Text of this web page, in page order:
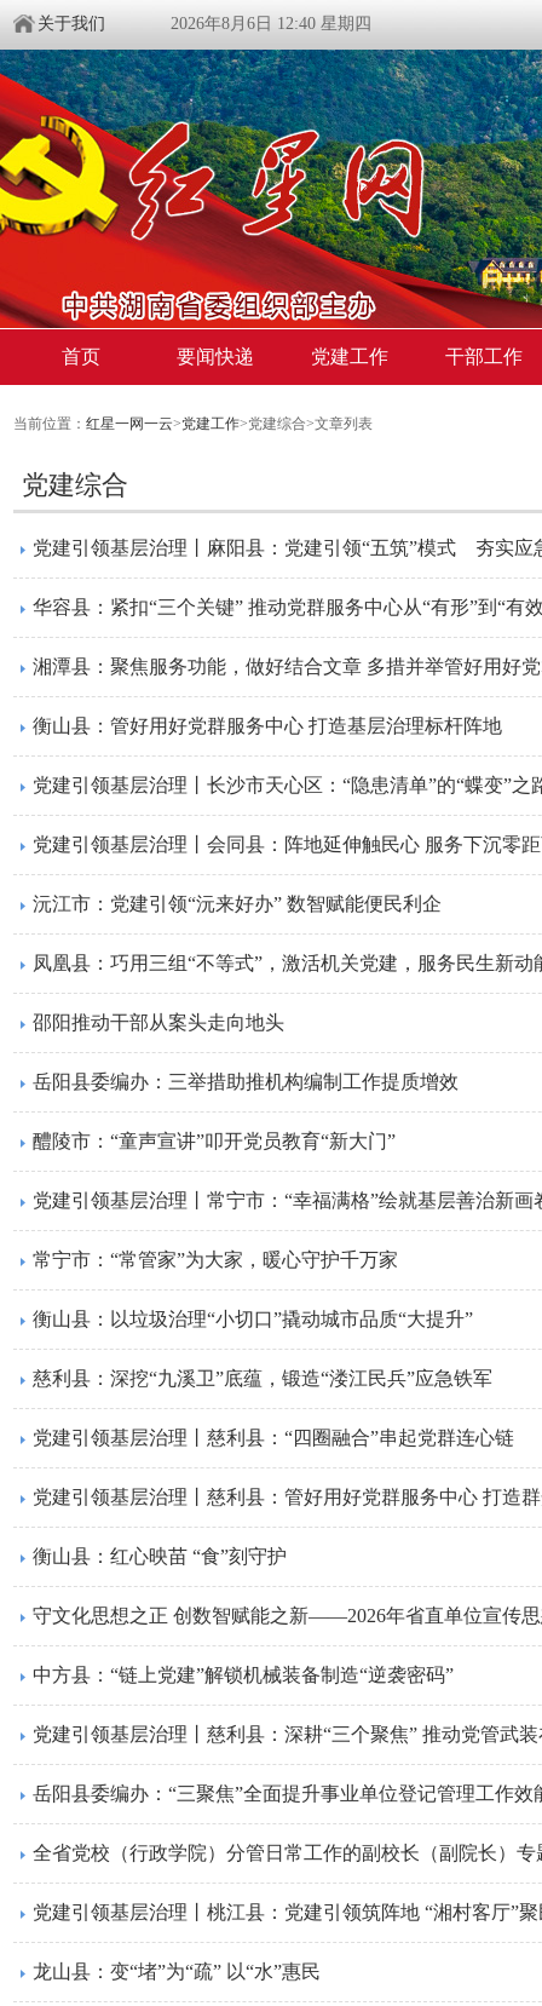
关于我们 2026年8月6日 12:40 星期四
首页 要闻快递 党建工作 干部工作
当前位置： 红星一网一云>党建工作>党建综合>文章列表
党建综合
党建引领基层治理丨麻阳县：党建引领“五筑”模式 夯实应
华容县：紧扣“三个关键” 推动党群服务中心从“有形”到“有
湘潭县：聚焦服务功能，做好结合文章 多措并举管好用好
衡山县：管好用好党群服务中心 打造基层治理标杆阵地
党建引领基层治理丨长沙市天心区：“隐患清单”的“蝶变”之
党建引领基层治理丨会同县：阵地延伸触民心 服务下沉零
沅江市：党建引领“沅来好办” 数智赋能便民利企
凤凰县：巧用三组“不等式”，激活机关党建，服务民生新动
邵阳推动干部从案头走向地头
岳阳县委编办：三举措助推机构编制工作提质增效
醴陵市：“童声宣讲”叩开党员教育“新大门”
党建引领基层治理丨常宁市：“幸福满格”绘就基层善治新画
常宁市：“常管家”为大家，暖心守护千万家
衡山县：以垃圾治理“小切口”撬动城市品质“大提升”
​慈利县：深挖“九溪卫”底蕴，锻造“溇江民兵”应急铁军
党建引领基层治理丨慈利县：“四圈融合”串起党群连心链
党建引领基层治理丨​慈利县：管好用好党群服务中心 打造
衡山县：红心映苗 “食”刻守护
守文化思想之正 创数智赋能之新——2026年省直单位宣传
中方县：“链上党建”解锁机械装备制造“逆袭密码”
党建引领基层治理丨慈利县：深耕“三个聚焦” 推动党管武
岳阳县委编办：“三聚焦”全面提升事业单位登记管理工作效
全省党校（行政学院）分管日常工作的副校长（副院长）
党建引领基层治理丨​桃江县：党建引领筑阵地 “湘村客厅”
龙山县：变“堵”为“疏” 以“水”惠民